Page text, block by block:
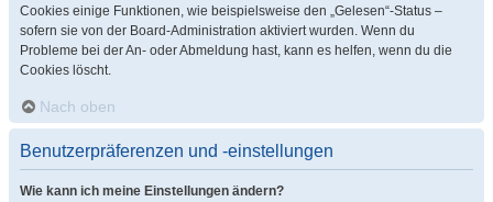
Cookies einige Funktionen, wie beispielsweise den „Gelesen“-Status –
sofern sie von der Board-Administration aktiviert wurden. Wenn du
Probleme bei der An- oder Abmeldung hast, kann es helfen, wenn du die
Cookies löscht.
Nach oben
Benutzerpräferenzen und -einstellungen
Wie kann ich meine Einstellungen ändern?